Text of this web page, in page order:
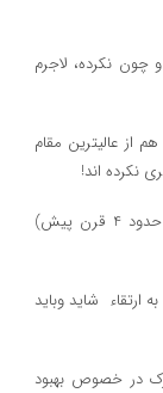
نکرده، لاجرم
از عالیترین مقام
نکرده اند!
رابعا، بحران های ایران عوامل متعددی دارند که ریشه های آن به ورود استعمار به ایران (به حدود 4 قرن پیش)
شاید وباید
در خصوص بهبود